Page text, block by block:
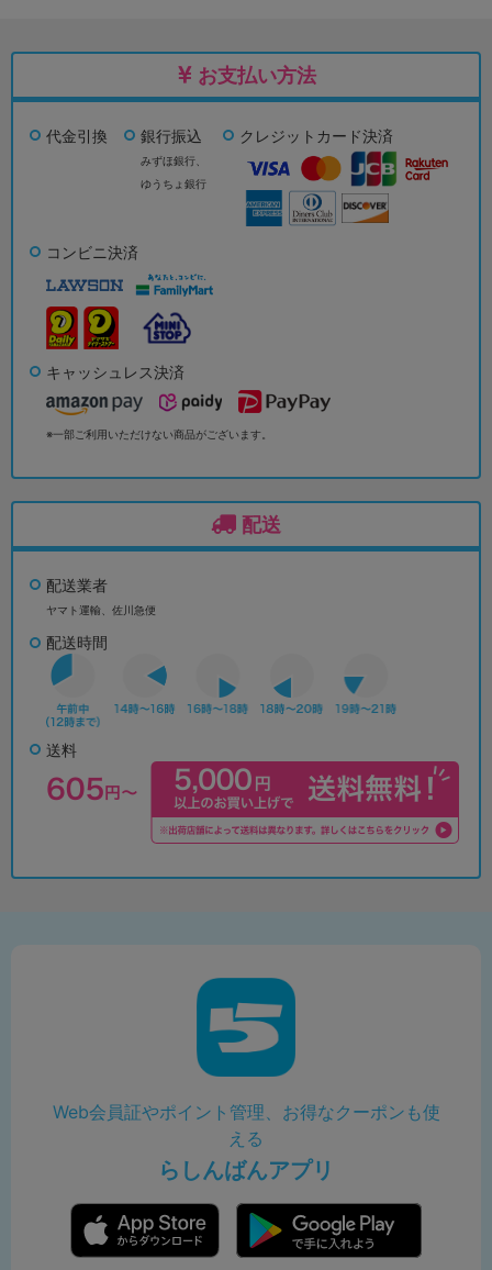
お支払い方法
代金引換 銀行振込
みずほ銀行、
ゆうちょ銀行
クレジットカード決済
コンビニ決済
キャッシュレス決済
※一部ご利用いただけない商品がございます。
配送
配送業者
ヤマト運輸、佐川急便
配送時間
送料
Web会員証やポイント管理、お得なクーポンも使
える
らしんばんアプリ